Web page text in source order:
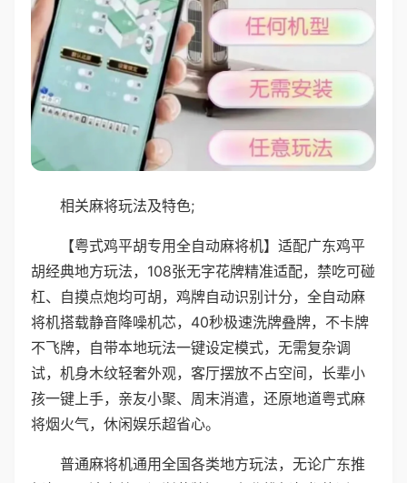
相关麻将玩法及特色;
【粤式鸡平胡专用全自动麻将机】适配广东鸡平
胡经典地方玩法，108张无字花牌精准适配，禁吃可碰
杠、自摸点炮均可胡，鸡牌自动识别计分，全自动麻
将机搭载静音降噪机芯，40秒极速洗牌叠牌，不卡牌
不飞牌，自带本地玩法一键设定模式，无需复杂调
试，机身木纹轻奢外观，客厅摆放不占空间，长辈小
孩一键上手，亲友小聚、周末消遣，还原地道粤式麻
将烟火气，休闲娱乐超省心。
普通麻将机通用全国各类地方玩法，无论广东推